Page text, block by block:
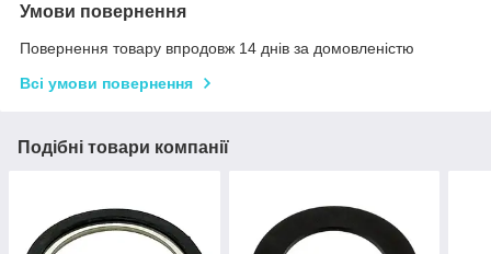
Умови повернення
Повернення товару впродовж 14 днів за домовленістю
Всі умови повернення
Подібні товари компанії